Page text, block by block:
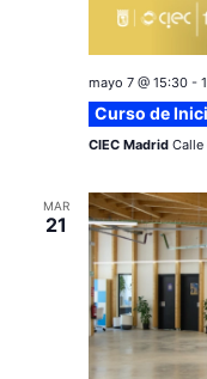
mayo 7 @ 15:30-
Curso de
CIEC Madrid Calle
MAR
21